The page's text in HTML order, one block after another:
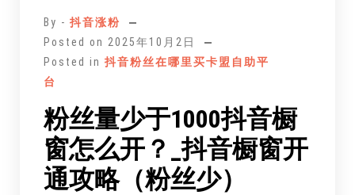
By - 抖音涨粉
Posted on 2025年10月2日
Posted in 抖音粉丝在哪里买卡盟自助平
台
粉丝量少于1000抖音橱
窗怎么开？_抖音橱窗开
通攻略（粉丝少）